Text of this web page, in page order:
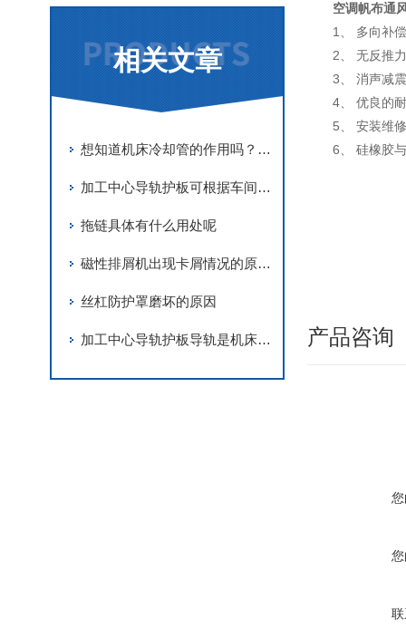
相关文章
想知道机床冷却管的作用吗？看看这个吧
加工中心导轨护板可根据车间机床的具体形制进行自由组合
拖链具体有什么用处呢
磁性排屑机出现卡屑情况的原因你知道吗？
丝杠防护罩磨坏的原因
加工中心导轨护板导轨是机床光滑的关键点和难点
空调帆布通
1、 多向补
2、 无反推
3、 消声减
4、 优良的
5、 安装维
6、 硅橡胶
产品咨询